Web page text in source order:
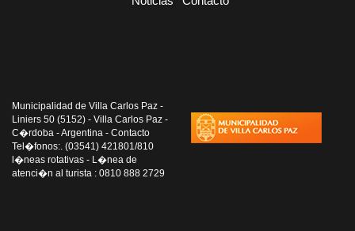
Municipalidad de Villa Carlos Paz -
Liniers 50 (5152) - Villa Carlos Paz -
C�rdoba - Argentina - Contacto
Tel�fonos:. (03541) 421801/810
l�neas rotativas - L�nea de
atenci�n al turista : 0810 888 2729